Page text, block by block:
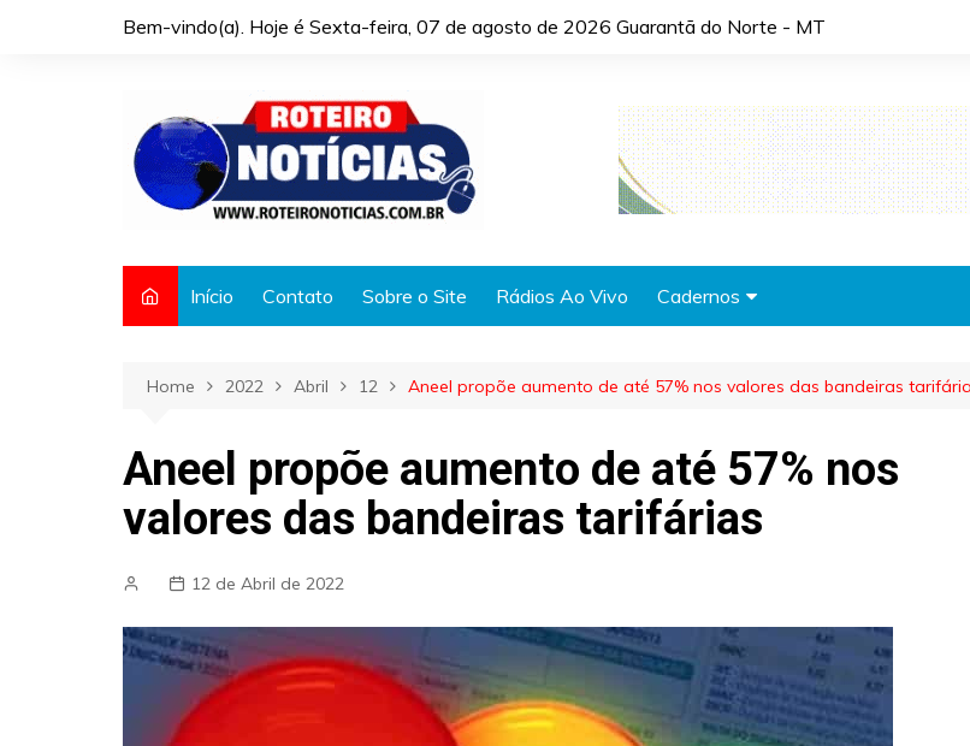
Bem-vindo(a). Hoje é Sexta-feira, 07 de agosto de 2026 Guarantã do Norte - MT
Início Contato Sobre o Site Rádios Ao Vivo Cadernos
Automóveis
Cidades
Cultura
Fama e TV
Justiça
Mundo
Home 2022 Abril 12 Aneel propõe aumento de até 57% nos valores das bandeiras
Aneel propõe aumento de até 57% nos
valores das bandeiras tarifárias
12 de Abril de 2022